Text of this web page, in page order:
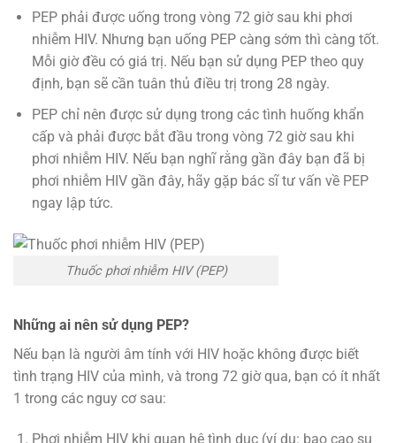
PEP phải được uống trong vòng 72 giờ sau khi phơi
nhiễm HIV. Nhưng bạn uống PEP càng sớm thì càng tốt.
Mỗi giờ đều có giá trị. Nếu bạn sử dụng PEP theo quy
định, bạn sẽ cần tuân thủ điều trị trong 28 ngày.
PEP chỉ nên được sử dụng trong các tình huống khẩn
cấp và phải được bắt đầu trong vòng 72 giờ sau khi
phơi nhiễm HIV. Nếu bạn nghĩ rằng gần đây bạn đã bị
phơi nhiễm HIV gần đây, hãy gặp bác sĩ tư vấn về PEP
ngay lập tức.
Thuốc phơi nhiễm HIV (PEP)
Những ai nên sử dụng PEP?
Nếu bạn là người âm tính với HIV hoặc không được biết
tình trạng HIV của mình, và trong 72 giờ qua, bạn có ít nhất
1 trong các nguy cơ sau:
Phơi nhiễm HIV khi quan hệ tình dục (ví dụ: bao cao su